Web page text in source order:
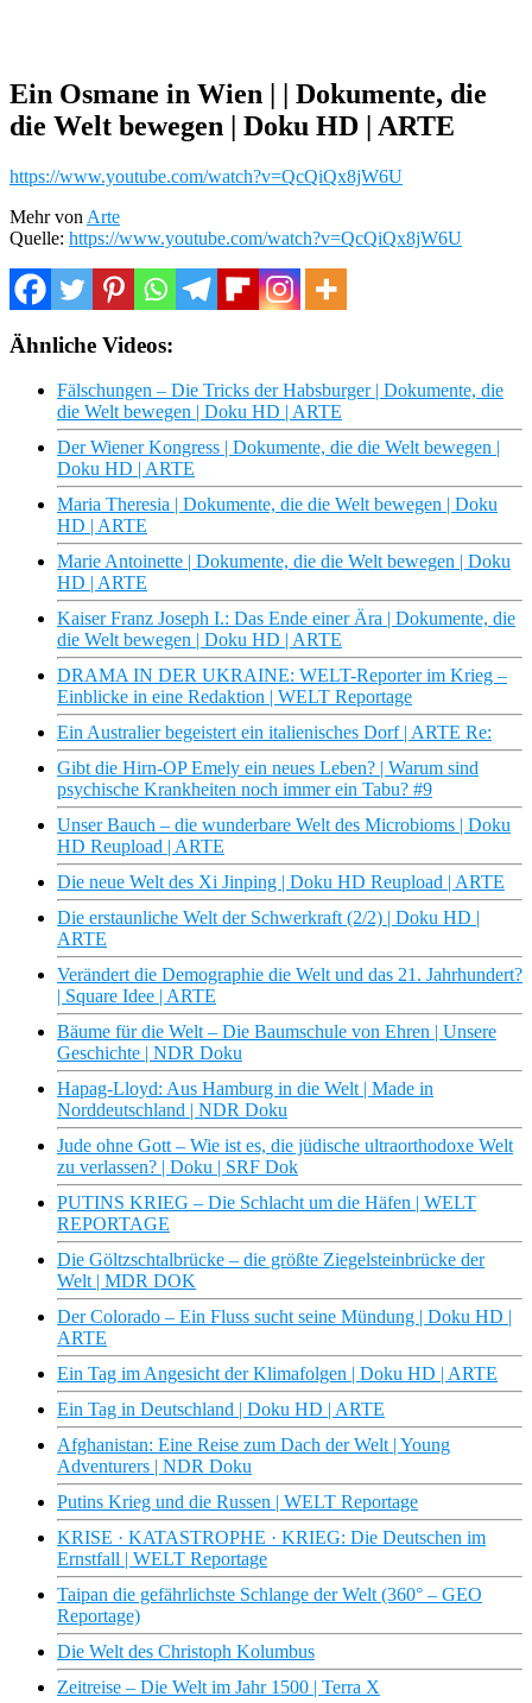
Ein Osmane in Wien | | Dokumente, die
die Welt bewegen | Doku HD | ARTE
https://www.youtube.com/watch?v=QcQiQx8jW6U
Mehr von Arte
Quelle: https://www.youtube.com/watch?v=QcQiQx8jW6U
Ähnliche Videos:
Fälschungen – Die Tricks der Habsburger | Dokumente, die
die Welt bewegen | Doku HD | ARTE
Der Wiener Kongress | Dokumente, die die Welt bewegen |
Doku HD | ARTE
Maria Theresia | Dokumente, die die Welt bewegen | Doku
HD | ARTE
Marie Antoinette | Dokumente, die die Welt bewegen | Doku
HD | ARTE
Kaiser Franz Joseph I.: Das Ende einer Ära | Dokumente, die
die Welt bewegen | Doku HD | ARTE
DRAMA IN DER UKRAINE: WELT-Reporter im Krieg –
Einblicke in eine Redaktion | WELT Reportage
Ein Australier begeistert ein italienisches Dorf | ARTE Re:
Gibt die Hirn-OP Emely ein neues Leben? | Warum sind
psychische Krankheiten noch immer ein Tabu? #9
Unser Bauch – die wunderbare Welt des Microbioms | Doku
HD Reupload | ARTE
Die neue Welt des Xi Jinping | Doku HD Reupload | ARTE
Die erstaunliche Welt der Schwerkraft (2/2) | Doku HD |
ARTE
Verändert die Demographie die Welt und das 21. Jahrhundert?
| Square Idee | ARTE
Bäume für die Welt – Die Baumschule von Ehren | Unsere
Geschichte | NDR Doku
Hapag-Lloyd: Aus Hamburg in die Welt | Made in
Norddeutschland | NDR Doku
Jude ohne Gott – Wie ist es, die jüdische ultraorthodoxe Welt
zu verlassen? | Doku | SRF Dok
PUTINS KRIEG – Die Schlacht um die Häfen | WELT
REPORTAGE
Die Göltzschtalbrücke – die größte Ziegelsteinbrücke der
Welt | MDR DOK
Der Colorado – Ein Fluss sucht seine Mündung | Doku HD |
ARTE
Ein Tag im Angesicht der Klimafolgen | Doku HD | ARTE
Ein Tag in Deutschland | Doku HD | ARTE
Afghanistan: Eine Reise zum Dach der Welt | Young
Adventurers | NDR Doku
Putins Krieg und die Russen | WELT Reportage
KRISE · KATASTROPHE · KRIEG: Die Deutschen im
Ernstfall | WELT Reportage
Taipan die gefährlichste Schlange der Welt (360° – GEO
Reportage)
Die Welt des Christoph Kolumbus
Zeitreise – Die Welt im Jahr 1500 | Terra X